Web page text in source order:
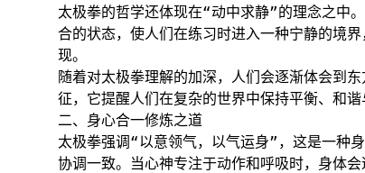
太极拳的哲学还体现在“动中求静”的理念之中
合的状态，使人们在练习时进入一种宁静的境
现。
随着对太极拳理解的加深，人们会逐渐体会到
征，它提醒人们在复杂的世界中保持平衡、和
二、身心合一修炼之道
太极拳强调“以意领气，以气运身”，这是一种
协调一致。当心神专注于动作和呼吸时，身体